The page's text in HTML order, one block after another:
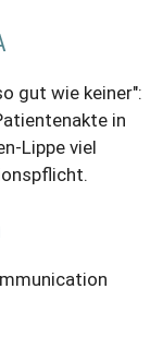
gut wie keiner":
in
Lippe viel